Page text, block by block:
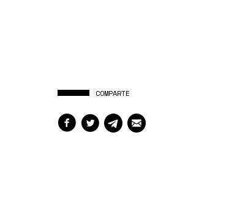
COMPARTE